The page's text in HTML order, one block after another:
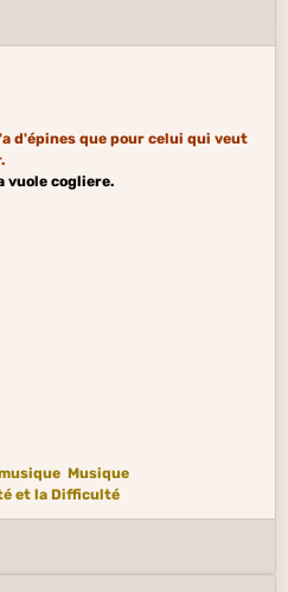
d'épinesque pour celui qui veut
vuole cogliere.
Musique
et la Difficulté